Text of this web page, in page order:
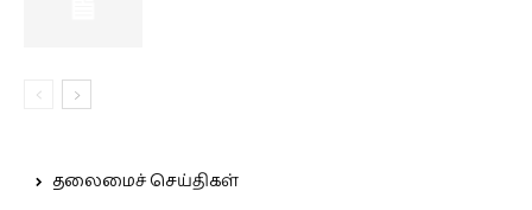
தலைமைச் செய்திகள்